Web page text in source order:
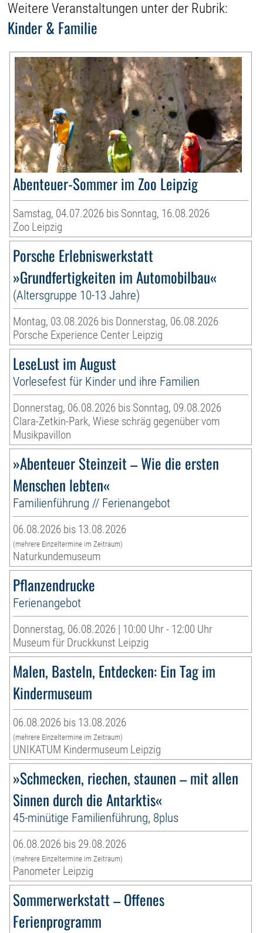
Weitere Veranstaltungen unter der Rubrik:
Kinder & Familie
Abenteuer-Sommer im Zoo Leipzig
Samstag, 04.07.2026 bis Sonntag, 16.08.2026
Zoo Leipzig
Porsche Erlebniswerkstatt
»Grundfertigkeiten im Automobilbau«
(Altersgruppe 10-13 Jahre)
Montag, 03.08.2026 bis Donnerstag, 06.08.2026
Porsche Experience Center Leipzig
LeseLust im August
Vorlesefest für Kinder und ihre Familien
Donnerstag, 06.08.2026 bis Sonntag, 09.08.2026
Clara-Zetkin-Park, Wiese schräg gegenüber vom
Musikpavillon
»Abenteuer Steinzeit – Wie die ersten
Menschen lebten«
Familienführung // Ferienangebot
06.08.2026 bis 13.08.2026
(mehrere Einzeltermine im Zeitraum)
Naturkundemuseum
Pflanzendrucke
Ferienangebot
Donnerstag, 06.08.2026 | 10:00 Uhr - 12:00 Uhr
Museum für Druckkunst Leipzig
Malen, Basteln, Entdecken: Ein Tag im
Kindermuseum
06.08.2026 bis 13.08.2026
(mehrere Einzeltermine im Zeitraum)
UNIKATUM Kindermuseum Leipzig
»Schmecken, riechen, staunen – mit allen
Sinnen durch die Antarktis«
45-minütige Familienführung, 8plus
06.08.2026 bis 29.08.2026
(mehrere Einzeltermine im Zeitraum)
Panometer Leipzig
Sommerwerkstatt – Offenes
Ferienprogramm